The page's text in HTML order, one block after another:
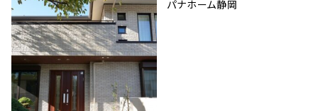
パナホーム静岡